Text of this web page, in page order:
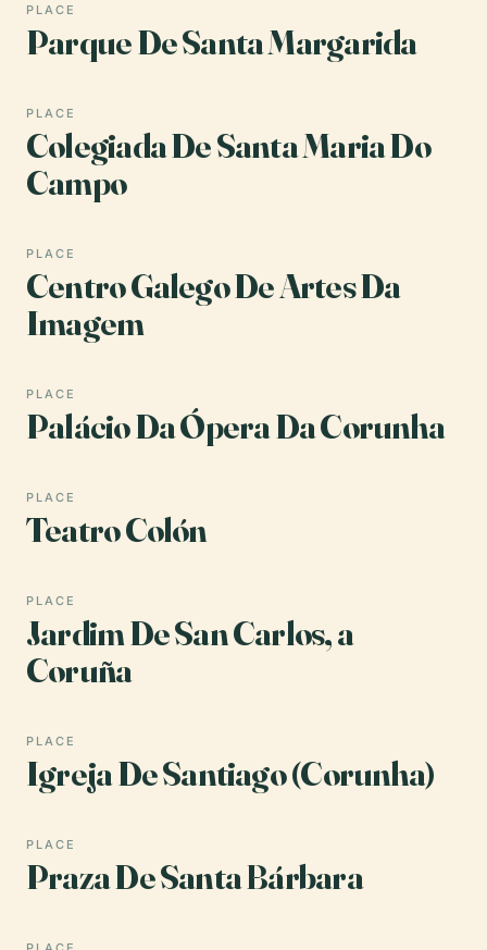
PLACE
Parque De Santa Margarida
PLACE
Colegiada De Santa Maria Do
Campo
PLACE
Centro Galego De Artes Da
Imagem
PLACE
Palácio Da Ópera Da Corunha
PLACE
Teatro Colón
PLACE
Jardim De San Carlos, a
Coruña
PLACE
Igreja De Santiago (Corunha)
PLACE
Praza De Santa Bárbara